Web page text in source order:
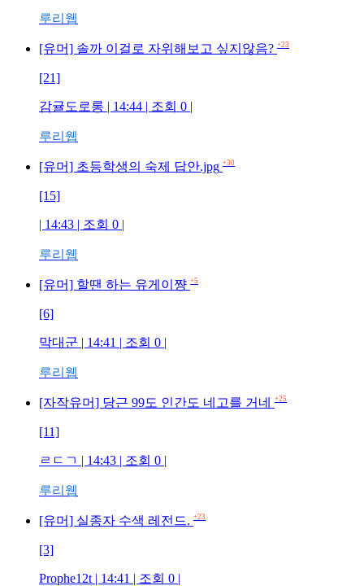
루리웹
[유머] 솔까 이걸로 자위해보고 싶지않음? +23
[21]
감귤도로롱 | 14:44 | 조회 0 |
루리웹
[유머] 초등학생의 숙제 답안.jpg +30
[15]
| 14:43 | 조회 0 |
루리웹
[유머] 할땐 하는 유게이쨩 +5
[6]
막대군 | 14:41 | 조회 0 |
루리웹
[자작유머] 당근 99도 인간도 네고를 거네 +25
[11]
ㄹㄷㄱ | 14:43 | 조회 0 |
루리웹
[유머] 실종자 수색 레전드. +23
[3]
Prophe12t | 14:41 | 조회 0 |